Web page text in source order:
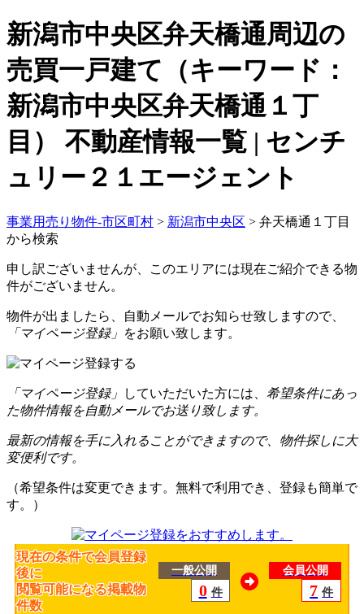
新潟市中央区弁天橋通周辺の
売買一戸建て（キーワード：
新潟市中央区弁天橋通１丁
目） 不動産情報一覧 | センチ
ュリー２１エージェント
事業用売り物件-市区町村 > 新潟市中央区 > 弁天橋通１丁目
から検索
申し訳ございませんが、このエリアには現在ご紹介できる物
件がございません。
物件が出ましたら、自動メールでお知らせ致しますので、
「マイページ登録」 をお願い致します。
「マイページ登録」 していただいた方には、 希望条件にあっ
た物件情報を自動メールでお送り致します。
最新の情報を手に入れることができますので、物件探しに大
変便利です。
（希望条件は変更できます。無料で利用でき、登録も簡単で
す。）
現在の条件で会員登録
後に
閲覧可能になる掲載物
件数
一般公開
0 件
会員公開
7 件